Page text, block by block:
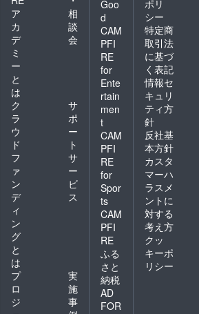
ア
カ
デ
ミ
ー
と
は
相
談
会
ク
ラ
ウ
ド
フ
ァ
ン
デ
ィ
ン
グ
と
は
サ
ポ
ー
ト
サ
ー
ビ
ス
プ
ロ
ジ
実
施
事
Goo
d
CAM
PFI
RE
for
Ente
rtain
men
t
CAM
PFI
RE
for
Spor
ts
CAM
PFI
RE
ふる
さと
納税
AD
FOR
ポリ
シー
特定商
取引法
に基づ
く表記
情報セ
キュリ
ティ方
針
反社基
本方針
カスタ
マーハ
ラスメ
ントに
対する
考え方
クッ
キーポ
リシー